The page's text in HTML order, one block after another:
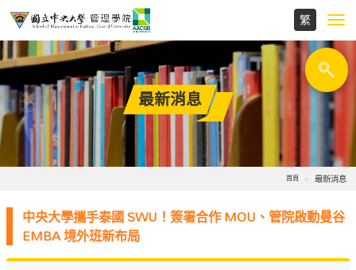
最新消息
首頁 最新消息
中央大學攜手泰國 SWU！簽署合作 MOU、管院啟動曼谷
EMBA 境外班新布局